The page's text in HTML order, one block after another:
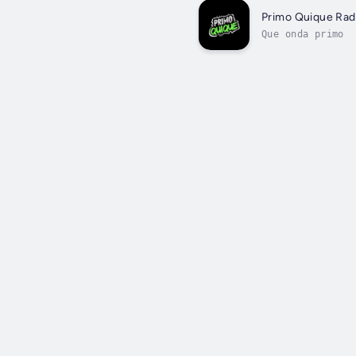
Primo Quique
Que onda primo